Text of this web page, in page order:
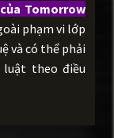
Tomorrow
phạm vi lớp
và có thể phải
theo điều